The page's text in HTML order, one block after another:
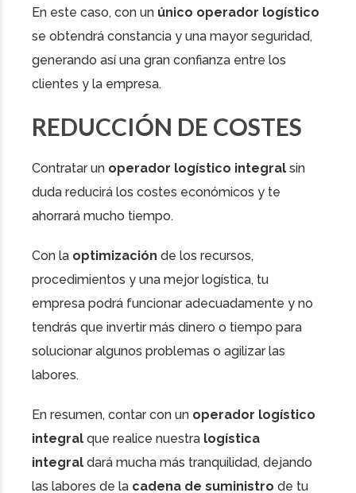
En este caso, con un único operador logístico
se obtendrá constancia y una mayor seguridad,
generando así una gran confianza entre los
clientes y la empresa.
REDUCCIÓN DE COSTES
Contratar un operador logístico integral sin
duda reducirá los costes económicos y te
ahorrará mucho tiempo.
Con la optimización de los recursos,
procedimientos y una mejor logística, tu
empresa podrá funcionar adecuadamente y no
tendrás que invertir más dinero o tiempo para
solucionar algunos problemas o agilizar las
labores.
En resumen, contar con un operador logístico
integral que realice nuestra logística
integral dará mucha más tranquilidad, dejando
las labores de la cadena de suministro de tu